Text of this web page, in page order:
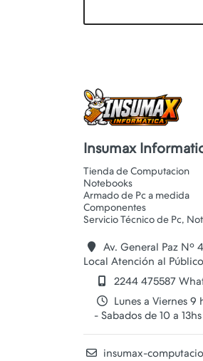
Insumax
Tienda de Computacion
Notebooks
Armado de Pc a medida
Componentes
Av. General Paz Nº
Local Atención al Público
2244 475587
Lunes a Viernes 9
- Sabados de 10 a 13hs
insumax-